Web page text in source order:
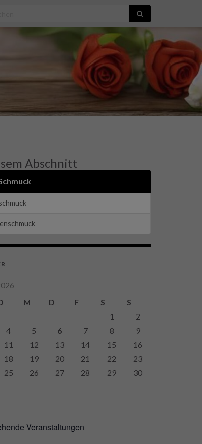
Abschnitt
M D F S
S
1
2
4 5 6 7 8
9
11 12 13 14 15
16
18 19 20 21 22
23
25 26 27 28 29
30
Veranstaltungen